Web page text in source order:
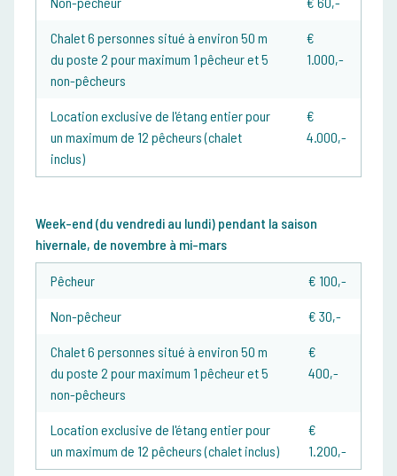
Chalet 6 personnes situé à environ 50 m
du poste 2 pour maximum 1 pêcheur et 5
non-pêcheurs
€
1.000,-
Location exclusive de l'étang entier pour
un maximum de 12 pêcheurs (chalet
inclus)
€
4.000,-
Week-end (du vendredi au lundi) pendant la saison
hivernale, de novembre à mi-mars
Pêcheur € 100,-
Non-pêcheur € 30,-
Chalet 6 personnes situé à environ 50 m
du poste 2 pour maximum 1 pêcheur et 5
non-pêcheurs
€
400,-
Location exclusive de l'étang entier pour
un maximum de 12 pêcheurs (chalet inclus)
€
1.200,-